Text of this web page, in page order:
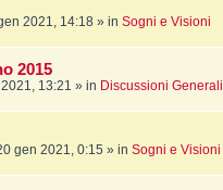
2021, 14:18 » in Sogni e Visioni
2015
13:21 » in Discussioni Generali
gen 2021, 0:15 » in Sogni e Visioni